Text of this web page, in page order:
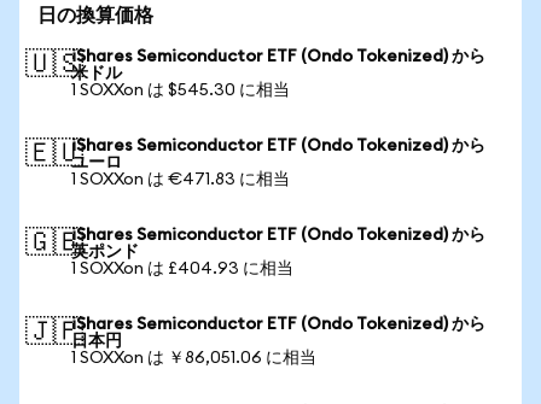
日の換算価格
🇺🇸iShares Semiconductor ETF (Ondo Tokenized) から
米ドル
1 SOXXon は $545.30 に相当
🇪🇺iShares Semiconductor ETF (Ondo Tokenized) から
ユーロ
1 SOXXon は €471.83 に相当
🇬🇧iShares Semiconductor ETF (Ondo Tokenized) から
英ポンド
1 SOXXon は £404.93 に相当
🇯🇵iShares Semiconductor ETF (Ondo Tokenized) から
日本円
1 SOXXon は ￥86,051.06 に相当